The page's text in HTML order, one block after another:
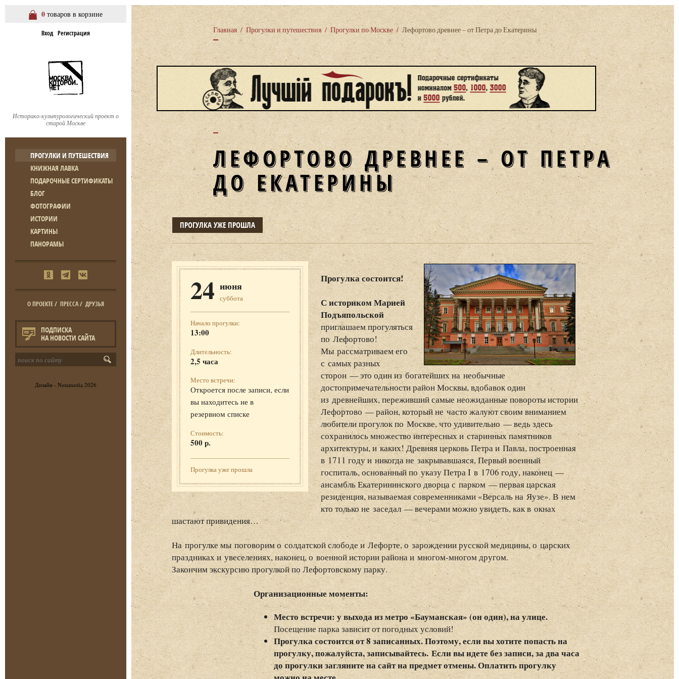
0 товаров в корзине
Вход Регистрация
Историко-культурологический проект о
старой Москве
ПРОГУЛКИ И ПУТЕШЕСТВИЯ
КНИЖНАЯ ЛАВКА
ПОДАРОЧНЫЕ СЕРТИФИКАТЫ
БЛОГ
ФОТОГРАФИИ
ИСТОРИИ
КАРТИНЫ
ПАНОРАМЫ
О ПРОЕКТЕ/ ПРЕССА/ ДРУЗЬЯ
ПОДПИСКА
НА НОВОСТИ САЙТА
Дизайн - Notamedia 2026
Главная / Прогулки и путешествия / Прогулки по Москве / Лефортово древнее – от Петра до Екатерины
ЛЕФОРТОВО ДРЕВНЕЕ – ОТ ПЕТРА
ДО ЕКАТЕРИНЫ
ПРОГУЛКА УЖЕ ПРОШЛА
24 июня
суббота
Начало прогулки:
13:00
Длительность:
2,5 часа
Место встречи:
Откроется после записи, если
вы находитесь не в
резервном списке
Стоимость:
500 р.
Прогулка уже прошла
Прогулка состоится!
С историком Марией
Подъяпольской
приглашаем прогуляться
по Лефортово!
Мы рассматриваем его
с самых разных
сторон — это один из богатейших на необычные
достопримечательности район Москвы, вдобавок один
из древнейших, переживший самые неожиданные повороты истории
Лефортово — район, который не часто жалуют своим вниманием
любители прогулок по Москве, что удивительно — ведь здесь
сохранилось множество интересных и старинных памятников
архитектуры, и каких! Древняя церковь Петра и Павла, построенная
в 1711 году и никогда не закрывавшаяся, Первый военный
госпиталь, основанный по указу Петра I в 1706 году, наконец —
ансамбль Екатерининского дворца с парком — первая царская
резиденция, называемая современниками «Версаль на Яузе». В нем
кто только не заседал — вечерами можно увидеть, как в окнах
шастают привидения…
На прогулке мы поговорим о солдатской слободе и Лефорте, о зарождении русской медицины, о царских
праздниках и увеселениях, наконец, о военной истории района и многом-многом другом.
Закончим экскурсию прогулкой по Лефортовскому парку.
Организационные моменты:
Место встречи: у выхода из метро «Бауманская» (он один), на улице.
Посещение парка зависит от погодных условий!
Прогулка состоится от 8 записанных. Поэтому, если вы хотите попасть на
прогулку, пожалуйста, записывайтесь. Если вы идете без записи, за два часа
до прогулки загляните на сайт на предмет отмены. Оплатить прогулку